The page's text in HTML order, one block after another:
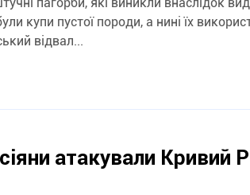
купи пустої породи, а нині їх
відвал...
атакували Кривий